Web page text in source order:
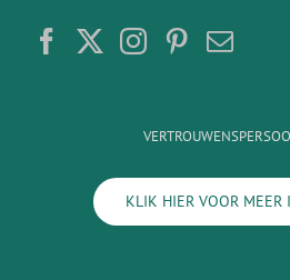
KLIK HIER VOOR MEER